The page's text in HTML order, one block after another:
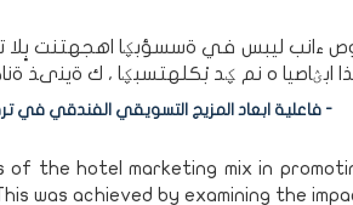
ءانب ليبس في ةسسؤبؼا اهجهتنت بٍلا
فاعلية ابعاد المزيج التسويقي الفندقي في ترقية خدمات القطاع السياحي بالجزائر - ولاية بومرداس نموذجا -
the hotel marketing mix in
was achieved by examining the